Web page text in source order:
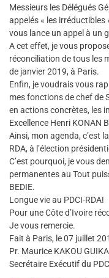
Messieurs les Délégués
appelés « les irréductibles
vous lance un appel à un
A cet effet, je vous
réconciliation de tous les
de janvier 2019, à Paris.
Enfin, je voudrais vous
mes fonctions de chef de
en actions concrètes, les
Excellence Henri KONAN
Ainsi, mon agenda, c’est
RDA, à l’élection
C’est pourquoi, je vous
permanentes au Tout
BEDIE.
Longue vie au PDCI-RDA!
Pour une Côte d’Ivoire
Je vous remercie.
Fait à Paris, le 07 juillet
Pr. Maurice KAKOU
Secrétaire Exécutif du